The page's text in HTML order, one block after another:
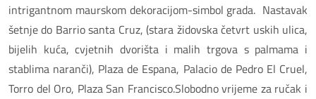
intrigantnom maurskom dekoracijom-simbol grada. Nastavak
šetnje do Barrio santa Cruz, (stara židovska četvrt uskih ulica,
bijelih kuća, cvjetnih dvorišta i malih trgova s palmama i
stablima naranči), Plaza de Espana, Palacio de Pedro El Cruel,
Torro del Oro, Plaza San Francisco.Slobodno vrijeme za ručak i